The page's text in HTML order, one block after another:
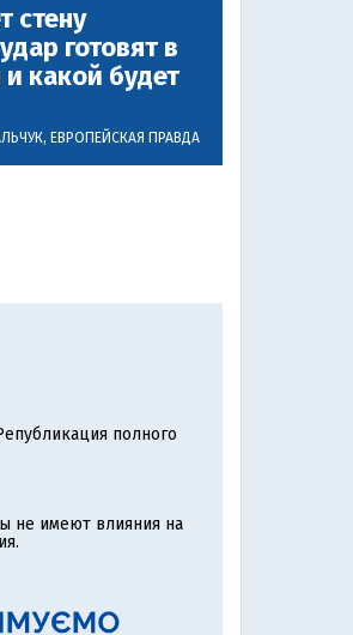
стену
готовят в
какой будет
, ЕВРОПЕЙСКАЯ ПРАВДА
полного
не имеют влияния на